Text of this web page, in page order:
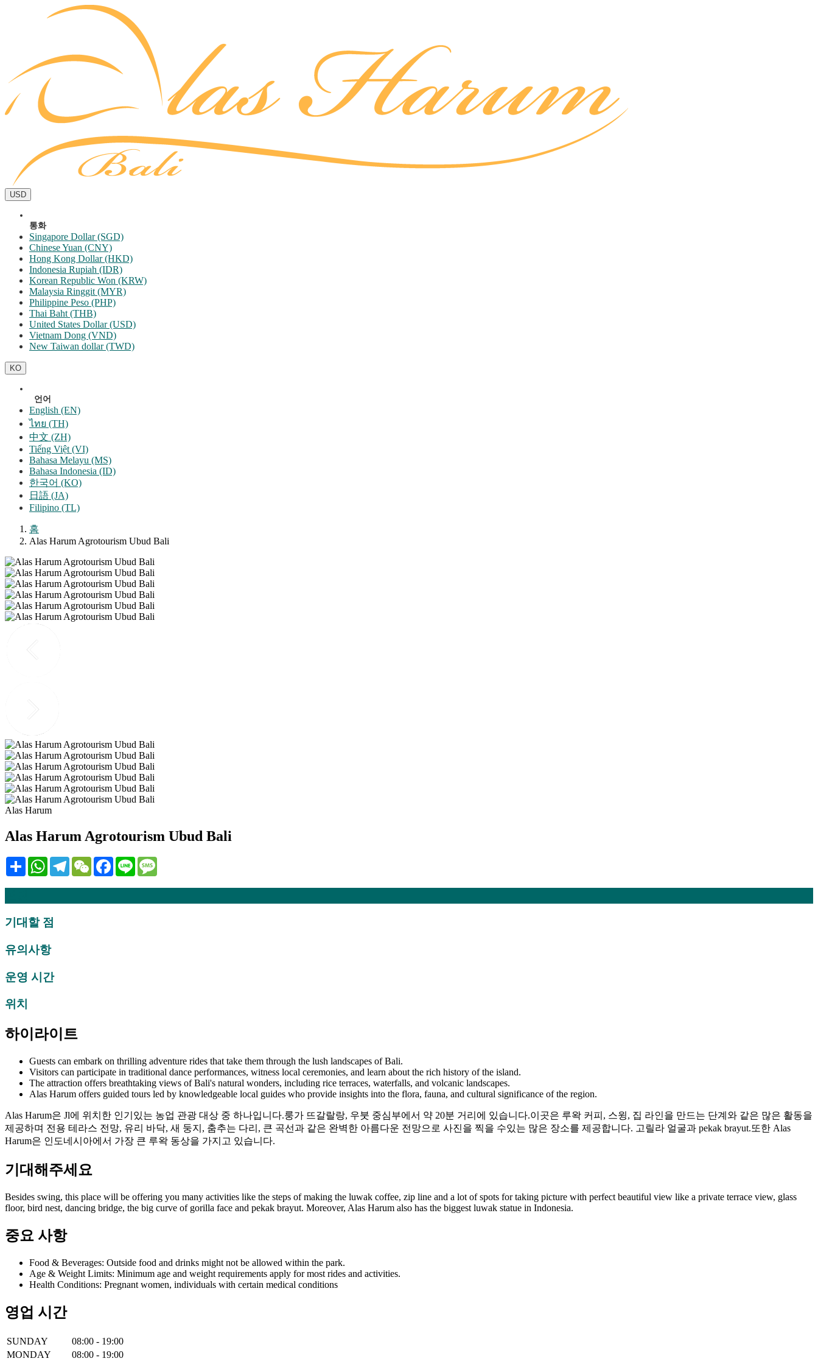
USD
통화
Singapore Dollar (SGD)
Chinese Yuan (CNY)
Hong Kong Dollar (HKD)
Indonesia Rupiah (IDR)
Korean Republic Won (KRW)
Malaysia Ringgit (MYR)
Philippine Peso (PHP)
Thai Baht (THB)
United States Dollar (USD)
Vietnam Dong (VND)
New Taiwan dollar (TWD)
KO
언어
English (EN)
ไทย (TH)
中文 (ZH)
Tiếng Việt (VI)
Bahasa Melayu (MS)
Bahasa Indonesia (ID)
한국어 (KO)
日語 (JA)
Filipino (TL)
홈
Alas Harum Agrotourism Ubud Bali
Alas Harum
Alas Harum Agrotourism Ubud Bali
Share WhatsAppTelegramWeChatFacebook
Line
기대할 점
유의사항
운영 시간
위치
하이라이트
Guests can embark on thrilling adventure rides that take them through the lush landscapes of Bali.
Visitors can participate in traditional dance performances, witness local ceremonies, and learn about the rich history of the island.
The attraction offers breathtaking views of Bali's natural wonders, including rice terraces, waterfalls, and volcanic landscapes.
Alas Harum offers guided tours led by knowledgeable local guides who provide insights into the flora, fauna, and cultural significance of the region.
Alas Harum은 Jl에 위치한 인기있는 농업 관광 대상 중 하나입니다.룽가 뜨갈랄랑, 우붓 중심부에서 약 20분 거리에 있습니다.이곳은 루왁 커피, 스윙, 집 라인을 만드는 단계와 같은 많은 활동을
제공하며 전용 테라스 전망, 유리 바닥, 새 둥지, 춤추는 다리, 큰 곡선과 같은 완벽한 아름다운 전망으로 사진을 찍을 수있는 많은 장소를 제공합니다. 고릴라 얼굴과 pekak brayut.또한 Alas
Harum은 인도네시아에서 가장 큰 루왁 동상을 가지고 있습니다.
기대해주세요
Besides swing, this place will be offering you many activities like the steps of making the luwak coffee, zip line and a lot of spots for taking picture with perfect beautiful view like a private terrace view, glass
floor, bird nest, dancing bridge, the big curve of gorilla face and pekak brayut. Moreover, Alas Harum also has the biggest luwak statue in Indonesia.
중요 사항
Food & Beverages: Outside food and drinks might not be allowed within the park.
Age & Weight Limits: Minimum age and weight requirements apply for most rides and activities.
Health Conditions: Pregnant women, individuals with certain medical conditions
영업 시간
SUNDAY
08:00 - 19:00
MONDAY
08:00 - 19:00